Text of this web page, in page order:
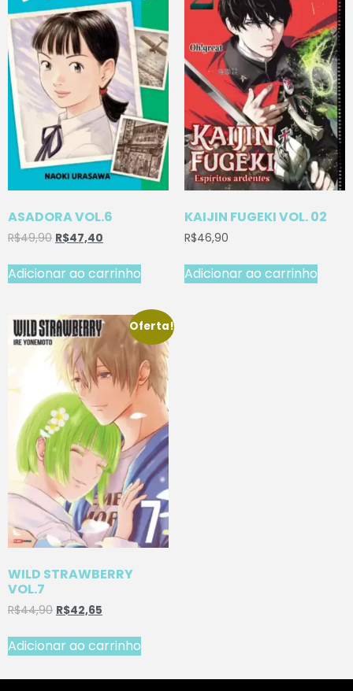
ASADORA VOL.6
R$49,90 R$47,40
Adicionar ao carrinho
KAIJIN FUGEKI VOL. 02
R$46,90
Adicionar ao carrinho
Oferta!
WILD STRAWBERRY
VOL.7
R$44,90 R$42,65
Adicionar ao carrinho